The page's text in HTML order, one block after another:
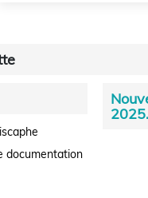
documentation